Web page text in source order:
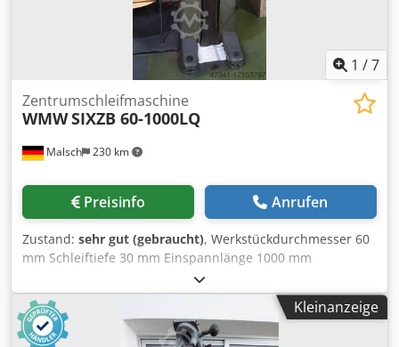
1 /7
Malsch 230 km
Zentrumschleifmaschine
WMWSIXZB 60-1000LQ
Preisinfo Anrufen
Zustand: sehr gut (gebraucht), Werkstückdurchmesser 60
mm Schleiftiefe 30 mm Einspannlänge 1000 mm
Cjdpfxeunt Ege Ab Eerf Maschinengewicht ca. 0,6 t
Raumbedarf ca. 0,5 x 0,5 x 2,1 m
Kleinanzeige